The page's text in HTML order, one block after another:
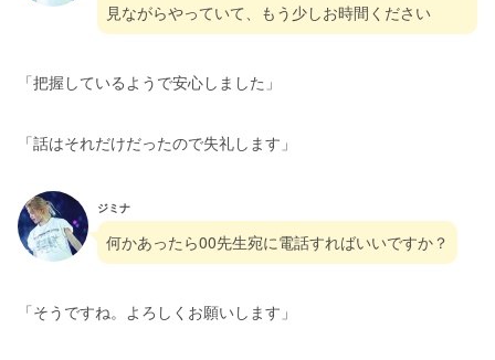
見ながらやっていて、もう少しお時間ください
「把握しているようで安心しました」
「話はそれだけだったので失礼します」
ジミナ
何かあったら00先生宛に電話すればいいですか？
「そうですね。よろしくお願いします」